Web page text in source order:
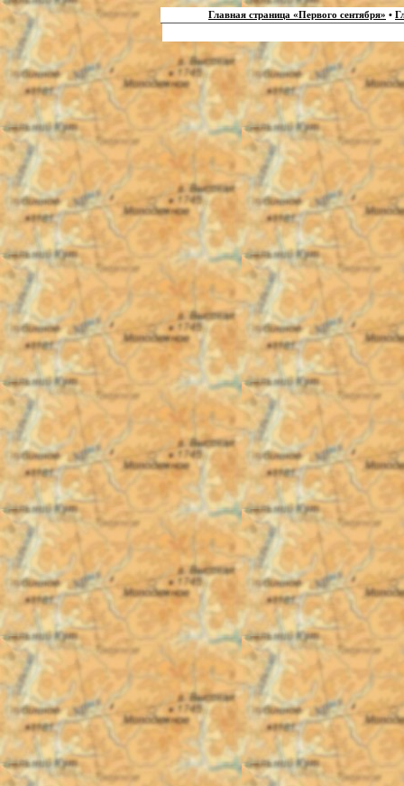
Главная страница «Первого сентября» •